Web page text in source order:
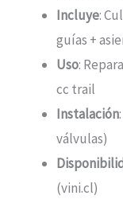
Incluye:
guías +
Uso:
cc trail
Instalación
válvulas)
(vini.cl)